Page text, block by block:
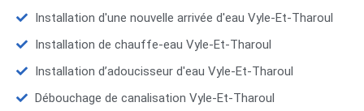
Installation d'une nouvelle arrivée d'eau Vyle-Et-Tharoul
Installation de chauffe-eau Vyle-Et-Tharoul
Installation d’adoucisseur d'eau Vyle-Et-Tharoul
Débouchage de canalisation Vyle-Et-Tharoul